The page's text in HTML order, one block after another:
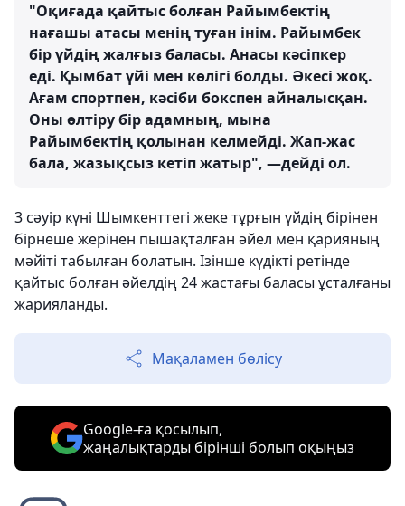
"Оқиғада қайтыс болған Райымбектің
нағашы атасы менің туған інім. Райымбек
бір үйдің жалғыз баласы. Анасы кәсіпкер
еді. Қымбат үйі мен көлігі болды. Әкесі жоқ.
Ағам спортпен, кәсіби бокспен айналысқан.
Оны өлтіру бір адамның, мына
Райымбектің қолынан келмейді. Жап-жас
бала, жазықсыз кетіп жатыр", —дейді ол.
3 сәуір күні Шымкенттегі жеке тұрғын үйдің бірінен
бірнеше жерінен пышақталған әйел мен қарияның
мәйіті табылған болатын. Ізінше күдікті ретінде
қайтыс болған әйелдің 24 жастағы баласы ұсталғаны
жарияланды.
Мақаламен бөлісу
Google-ға қосылып,
жаңалықтарды бірінші болып оқыңыз